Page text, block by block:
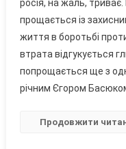
Зі
Який
росія, на жаль,
прощається із
життя в боротьбі
втрата відгукується
попрощається ще з
річним Єгором
Продовжити